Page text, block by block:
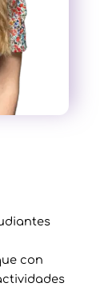
con